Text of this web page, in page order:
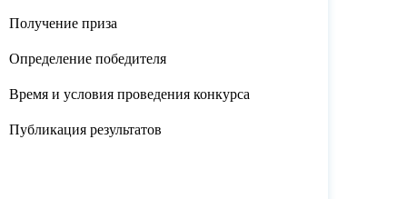
Получение приза
Определение победителя
Время и условия проведения конкурса
Публикация результатов